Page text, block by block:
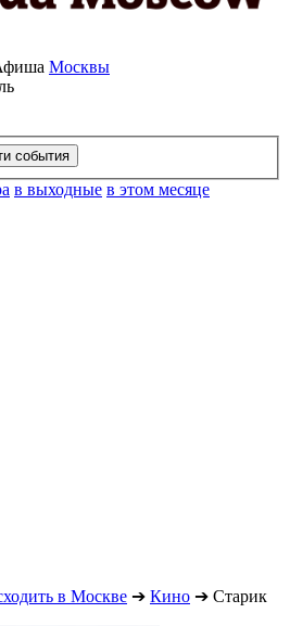
Москвы
в выходные в этом месяце
в Москве ➔ Кино ➔ Старик